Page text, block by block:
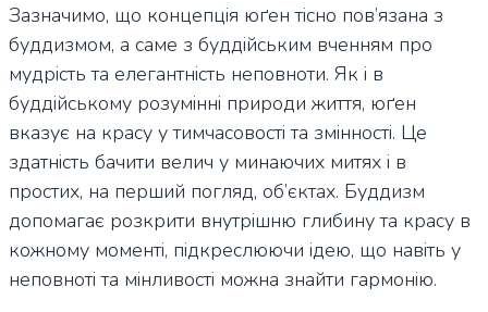
Зазначимо, що концепція юґен тісно пов’язана з
буддизмом, а саме з буддійським вченням про
мудрість та елегантність неповноти. Як і в
буддійському розумінні природи життя, юґен
вказує на красу у тимчасовості та змінності. Це
здатність бачити велич у минаючих митях і в
простих, на перший погляд, об’єктах. Буддизм
допомагає розкрити внутрішню глибину та красу в
кожному моменті, підкреслюючи ідею, що навіть у
неповноті та мінливості можна знайти гармонію.